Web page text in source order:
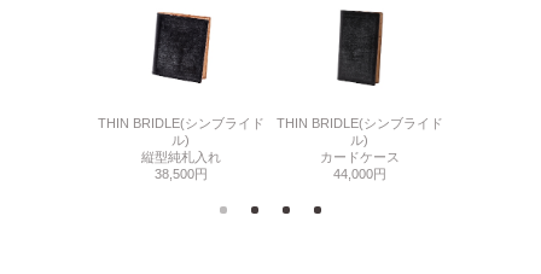
THIN BRIDLE(シンブライド
ル)
縦型純札入れ
38,500円
THIN BRIDLE(シンブライド
ル)
カードケース
44,000円